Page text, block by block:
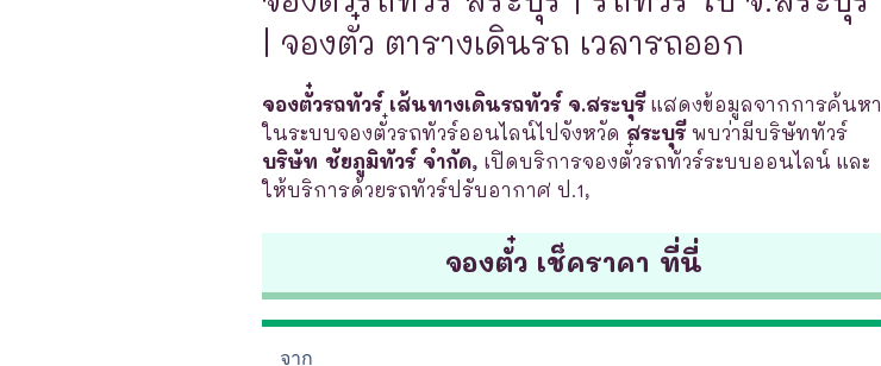
| จองตั๋ว ตารางเดินรถ เวลารถออก
จองตั๋วรถทัวร์ เส้นทางเดินรถทัวร์ จ.สระบุรีแสดงข้อมูลจากการค้นหา
ในระบบจองตั๋วรถทัวร์ออนไลน์ไปจังหวัด สระบุรีพบว่ามีบริษัททัวร์
บริษัท ชัยภูมิทัวร์ จำกัด, เปิดบริการจองตั๋วรถทัวร์ระบบออนไลน์ และ
ให้บริการด้วยรถทัวร์ปรับอากาศ ป.1,
จองตั๋ว เช็คราคา ที่นี่